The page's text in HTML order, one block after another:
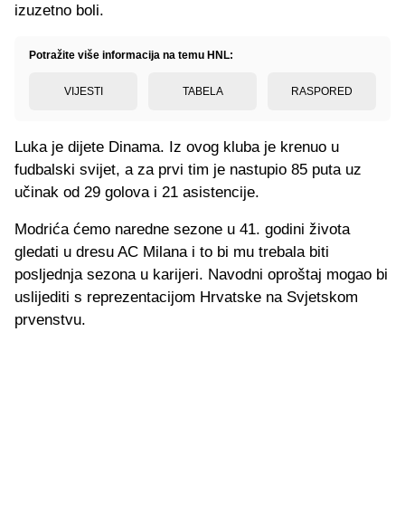
izuzetno boli.
Potražite više informacija na temu HNL:
VIJESTI TABELA RASPORED
Luka je dijete Dinama. Iz ovog kluba je krenuo u
fudbalski svijet, a za prvi tim je nastupio 85 puta uz
učinak od 29 golova i 21 asistencije.
Modrića ćemo naredne sezone u 41. godini života
gledati u dresu AC Milana i to bi mu trebala biti
posljednja sezona u karijeri. Navodni oproštaj mogao bi
uslijediti s reprezentacijom Hrvatske na Svjetskom
prvenstvu.